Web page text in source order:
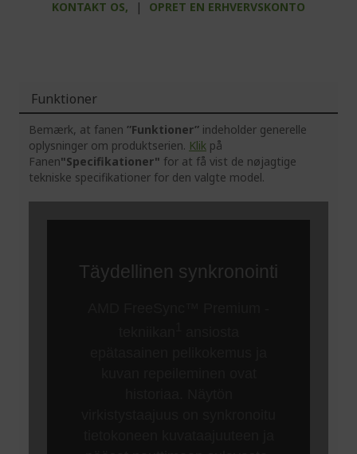
KONTAKT OS, | OPRET EN ERHVERVSKONTO
Funktioner
Bemærk, at fanen ”Funktioner” indeholder generelle
oplysninger om produktserien. Klik på
Fanen"Specifikationer" for at få vist de nøjagtige
tekniske specifikationer for den valgte model.